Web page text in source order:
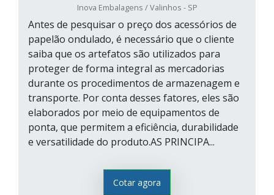
Inova Embalagens / Valinhos - SP
Antes de pesquisar o preço dos acessórios de
papelão ondulado, é necessário que o cliente
saiba que os artefatos são utilizados para
proteger de forma integral as mercadorias
durante os procedimentos de armazenagem e
transporte. Por conta desses fatores, eles são
elaborados por meio de equipamentos de
ponta, que permitem a eficiência, durabilidade
e versatilidade do produto.AS PRINCIPA...
Cotar agora